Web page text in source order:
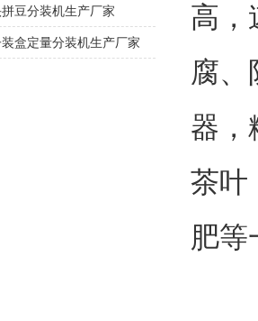
高，
腐、
器，
茶叶
肥等
豆分装机生产厂家
盒定量分装机生产厂家